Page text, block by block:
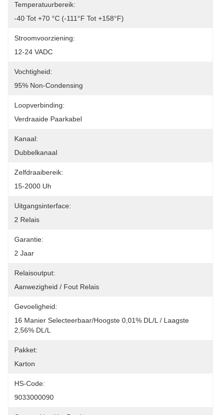
Temperatuurbereik:
-40 Tot +70 °C (-111°F Tot +158°F)
Stroomvoorziening:
12-24 VADC
Vochtigheid:
95% Non-Condensing
Loopverbinding:
Verdraaide Paarkabel
Kanaal:
Dubbelkanaal
Zelfdraaibereik:
15-2000 Uh
Uitgangsinterface:
2 Relais
Garantie:
2 Jaar
Relaisoutput:
Aanwezigheid / Fout Relais
Gevoeligheid:
16 Manier Selecteerbaar/hoogste 0,01% DL/L / Laagste
2,56% DL/L
Pakket:
Karton
HS-Code:
9033000090